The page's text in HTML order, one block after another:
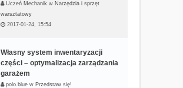
Uczeń Mechanik w Narzędzia i sprzęt
warsztatowy
2017-01-24, 15:54
Własny system inwentaryzacji
części – optymalizacja zarządzania
garażem
polo.blue w Przedstaw się!